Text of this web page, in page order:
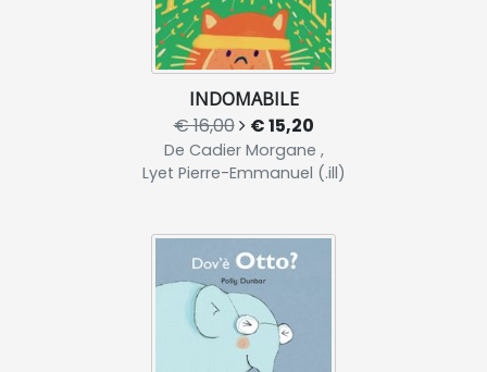
INDOMABILE
€ 16,00 € 15,20
De Cadier Morgane ,
Lyet Pierre-Emmanuel (.ill)